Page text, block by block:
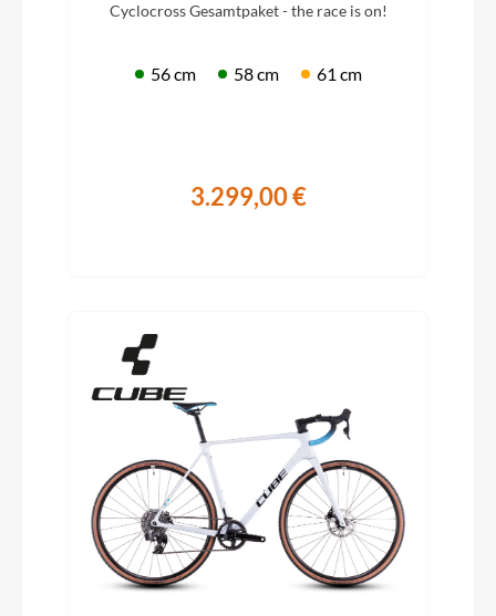
Cyclocross Gesamtpaket - the race is on!
56 cm 58 cm 61 cm
3.299,00 €